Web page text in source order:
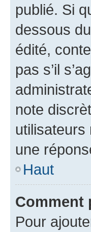
publié. Si
dessous
édité,
pas s’il
note
une
Haut
Comment
Pour